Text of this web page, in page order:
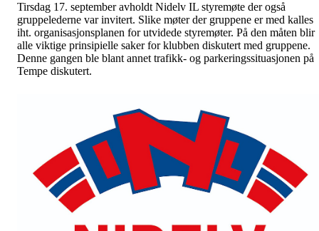
Tirsdag 17. september avholdt Nidelv IL styremøte der også
gruppelederne var invitert. Slike møter der gruppene er med kalles
iht. organisasjonsplanen for utvidede styremøter. På den måten blir
alle viktige prinsipielle saker for klubben diskutert med gruppene.
Denne gangen ble blant annet trafikk- og parkeringssituasjonen på
Tempe diskutert.